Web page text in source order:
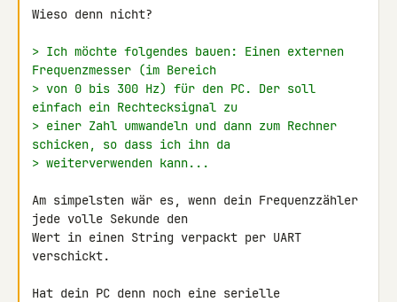
Wieso denn nicht?
> Ich möchte folgendes bauen: Einen externen
Frequenzmesser (im Bereich
> von 0 bis 300 Hz) für den PC. Der soll
einfach ein Rechtecksignal zu
> einer Zahl umwandeln und dann zum Rechner
schicken, so dass ich ihn da
> weiterverwenden kann...
Am simpelsten wär es, wenn dein Frequenzzähler
jede volle Sekunde den
Wert in einen String verpackt per UART
verschickt.
Hat dein PC denn noch eine serielle